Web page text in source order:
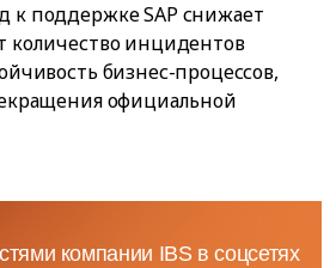
к поддержке SAP снижает
количество инцидентов
бизнес-процессов,
официальной
компании IBS в соцсетях